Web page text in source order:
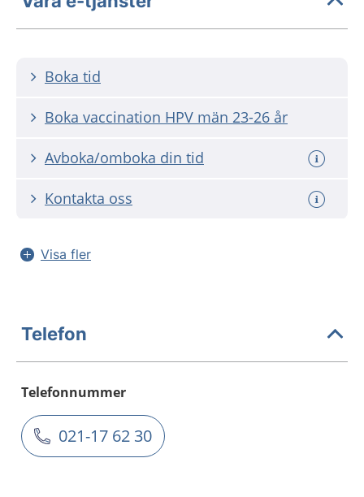
Boka tid
Boka vaccination HPV män 23-26 år
Avboka/omboka din tid
Kontakta oss
Visa fler
Telefon
Telefonnummer
021-17 62 30